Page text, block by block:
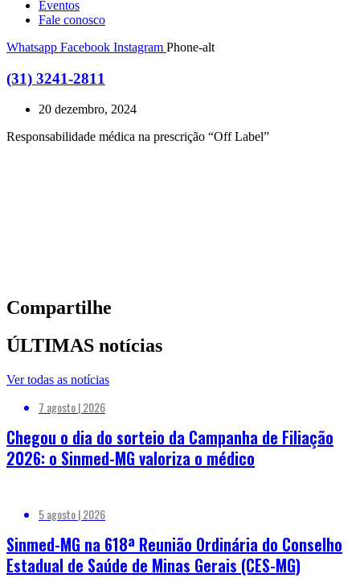
Eventos
Fale conosco
Whatsapp Facebook Instagram Phone-alt
(31) 3241-2811
20 dezembro, 2024
Responsabilidade médica na prescrição “Off Label”
Compartilhe
ÚLTIMAS notícias
Ver todas as notícias
7 agosto | 2026
Chegou o dia do sorteio da Campanha de Filiação
2026: o Sinmed-MG valoriza o médico
5 agosto | 2026
Sinmed-MG na 618ª Reunião Ordinária do Conselho
Estadual de Saúde de Minas Gerais (CES-MG)